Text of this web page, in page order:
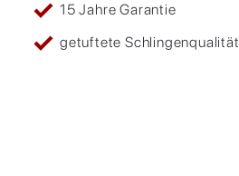
15 Jahre Garantie
getuftete Schlingenqualität